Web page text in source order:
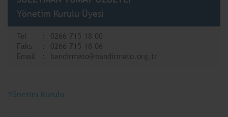
Yönetim Kurulu
Yönetim Kurulu Üyesi
Tel
0266 715 18 00
Faks
0266 715 18 06
Email
bandirmato@bandirmato.org.tr